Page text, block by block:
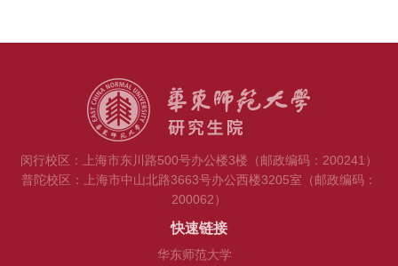
闵行校区：上海市东川路500号办公楼3楼（邮政编码：200241）
普陀校区：上海市中山北路3663号办公西楼3205室（邮政编码：
200062）
快速链接
华东师范大学